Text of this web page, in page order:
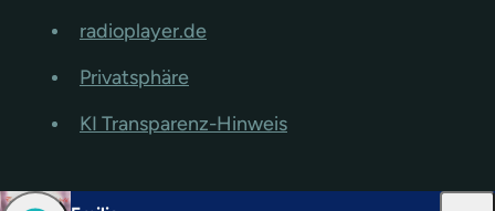
radioplayer.de
Privatsphäre
KI Transparenz-Hinweis